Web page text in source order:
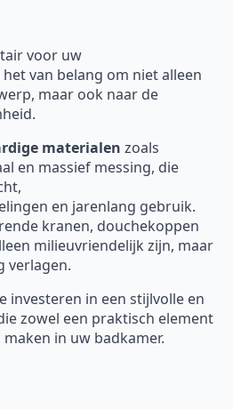
voor uw
van belang om niet alleen
maar ook naar de
materialen zoals
en massief messing, die
en jarenlang gebruik.
kranen, douchekoppen
milieuvriendelijk zijn, maar
verlagen.
investeren in een stijlvolle en
zowel een praktisch element
in uw badkamer.